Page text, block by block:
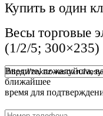
Купить в один
Весы
(1/2/5; 300×235)
Введите, пожалуйста,
ближайшее
время для